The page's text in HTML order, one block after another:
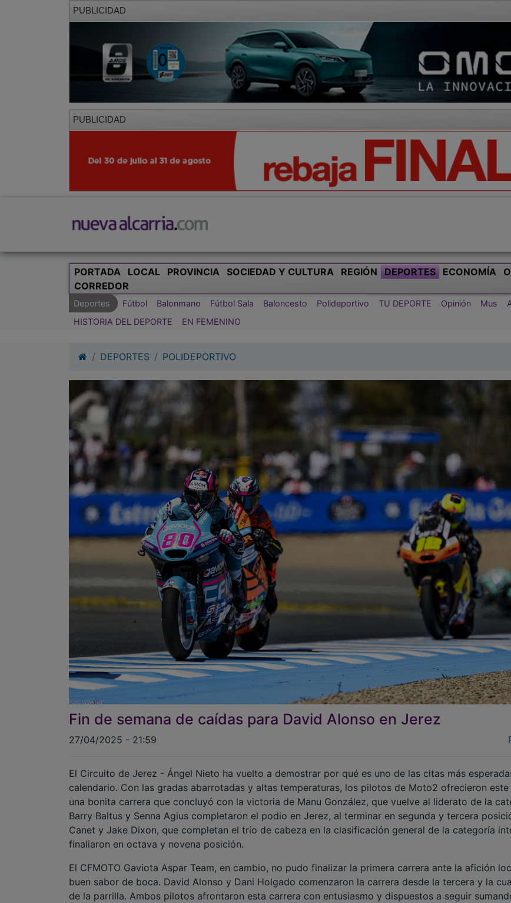
PUBLICIDAD
PUBLICIDAD
PORTADA LOCAL PROVINCIA SOCIEDAD Y CULTURA REGIÓN DEPORTES ECONOMÍA
CORREDOR
Deportes Fútbol Balonmano Fútbol Sala Baloncesto Polideportivo TU DEPORTE Opinión Mus
HISTORIA DEL DEPORTE
EN FEMENINO
DEPORTES POLIDEPORTIVO
Fin de semana de caídas para David Alonso en Jerez
27/04/2025 - 21:59
El Circuito de Jerez - Ángel Nieto ha vuelto a demostrar por qué es uno de las citas más
calendario. Con las gradas abarrotadas y altas temperaturas, los pilotos de Moto2 ofrecieron
una bonita carrera que concluyó con la victoria de Manu González, que vuelve al liderato de la
Barry Baltus y Senna Agius completaron el podio en Jerez, al terminar en segunda y tercera
Canet y Jake Dixon, que completan el trío de cabeza en la clasificación general de la categoría
finaliaron en octava y novena posición.
El CFMOTO Gaviota Aspar Team, en cambio, no pudo finalizar la primera carrera ante la afición
buen sabor de boca. David Alonso y Dani Holgado comenzaron la carrera desde la tercera y la
de la parrilla. Ambos pilotos afrontaron esta carrera con entusiasmo y dispuestos a seguir